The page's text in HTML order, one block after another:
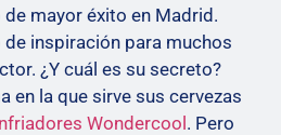
mayor éxito en Madrid.
de inspiración para muchos
¿Y cuál es su secreto?
en la que sirve sus cervezas
Wondercool. Pero